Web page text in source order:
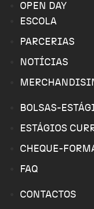
OPEN DAY
ESCOLA
PARCERIAS
NOTÍCIAS
BOLSAS-
ESTÁGIOS
CHEQUE-
FAQ
CONTACTOS